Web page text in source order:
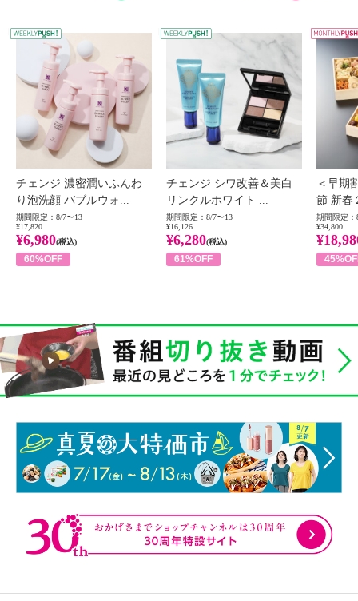
WEEKLY PUSH
チェンジ 濃密潤いふんわ
り泡洗顔 バブルウォ...
期間限定：8/7〜13
¥17,820
¥6,980(税込)
60%OFF
チェンジ シワ改善＆美白
リンクルホワイト ...
期間限定：8/7〜13
¥16,126
¥6,280(税込)
61%OFF
＜早期
節 新春
期間限定：
¥34,800